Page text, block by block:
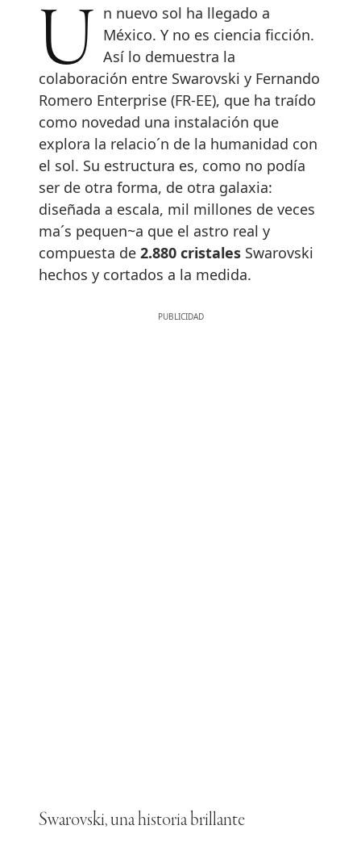
Un nuevo sol ha llegado a
México. Y no es ciencia ficción.
Así lo demuestra la
colaboración entre Swarovski y Fernando
Romero Enterprise (FR-EE), que ha traído
como novedad una instalación que
explora la relacio´n de la humanidad con
el sol. Su estructura es, como no podía
ser de otra forma, de otra galaxia:
diseñada a escala, mil millones de veces
ma´s pequen~a que el astro real y
compuesta de 2.880 cristales Swarovski
hechos y cortados a la medida.
Swarovski, una historia brillante